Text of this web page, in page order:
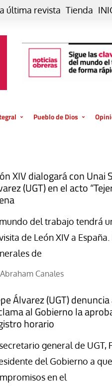
última revista Tienda
Pueblo de Dios
Vaticano
El termómetro
El atrio
In memoriam
La
XIV dialogará con Unai
(UGT) en el acto
del trabajo tendrá
de León XIV a
de
Abraham Canales
Álvarez (UGT)
al Gobierno la
horario
general de UGT,
del Gobierno a
en el